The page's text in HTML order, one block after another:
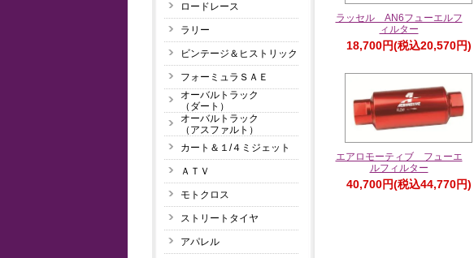
ロードレース
ラリー
ビンテージ＆ヒストリック
フォーミュラＳＡＥ
オーバルトラック
（ダート）
オーバルトラック
（アスファルト）
カート＆１/４ミジェット
ＡＴＶ
モトクロス
ストリートタイヤ
アパレル
ラッセル AN6フューエルフ
ィルター
18,700円(税込20,570円)
エアロモーティブ フューエ
ルフィルター
40,700円(税込44,770円)